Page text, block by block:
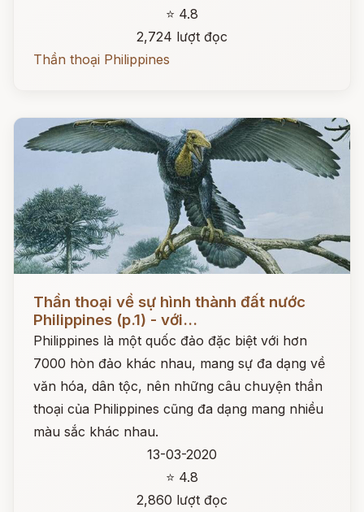
⭐ 4.8
2,724 lượt đọc
Thần thoại Philippines
Đọc ngay
Thần thoại về sự hình thành đất nước
Philippines (p.1) - với...
Philippines là một quốc đảo đặc biệt với hơn
7000 hòn đảo khác nhau, mang sự đa dạng về
văn hóa, dân tộc, nên những câu chuyện thần
thoại của Philippines cũng đa dạng mang nhiều
màu sắc khác nhau.
13-03-2020
⭐ 4.8
2,860 lượt đọc